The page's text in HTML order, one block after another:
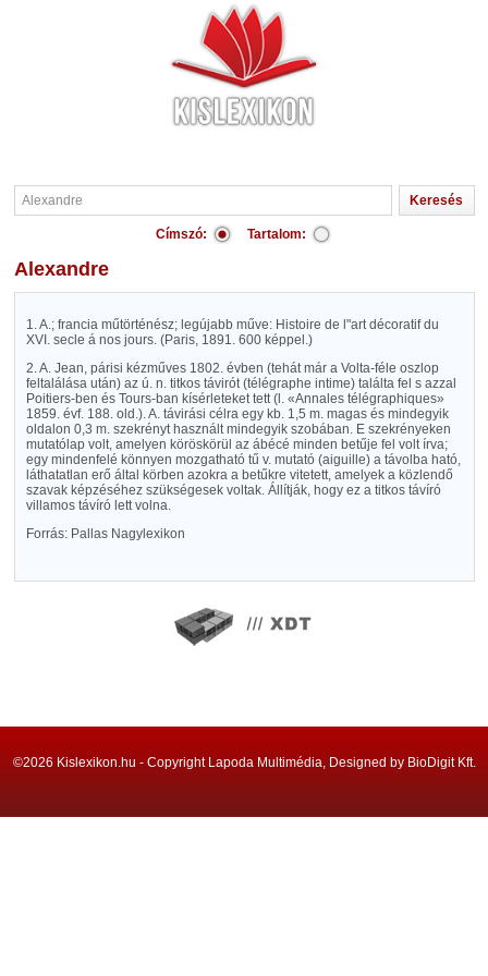
Címszó: Tartalom:
Alexandre
1. A.; francia műtörténész; legújabb műve: Histoire de l"art décoratif du
XVI. secle á nos jours. (Paris, 1891. 600 képpel.)
2. A. Jean, párisi kézműves 1802. évben (tehát már a Volta-féle oszlop
feltalálása után) az ú. n. titkos távirót (télégraphe intime) találta fel s azzal
Poitiers-ben és Tours-ban kísérleteket tett (l. «Annales télégraphiques»
1859. évf. 188. old.). A. távirási célra egy kb. 1,5 m. magas és mindegyik
oldalon 0,3 m. szekrényt használt mindegyik szobában. E szekrényeken
mutatólap volt, amelyen köröskörül az ábécé minden betűje fel volt írva;
egy mindenfelé könnyen mozgatható tű v. mutató (aiguille) a távolba ható,
láthatatlan erő által körben azokra a betűkre vitetett, amelyek a közlendő
szavak képzéséhez szükségesek voltak. Állítják, hogy ez a titkos távíró
villamos távíró lett volna.
Forrás: Pallas Nagylexikon
©2026 Kislexikon.hu - Copyright Lapoda Multimédia, Designed by BioDigit Kft.